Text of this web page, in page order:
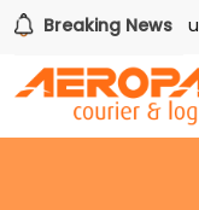
Breaking News
PAQ! Gana